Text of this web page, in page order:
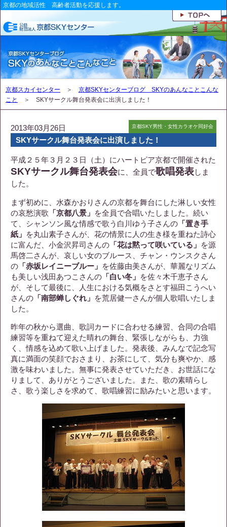
京都の地域活性 高齢者活動を応援します。
京都スカイセンター ＞ 京都SKYセンターブログ SKYのあんなことこんな
こと
＞ SKYサークル舞台発表会に出演しました！
2013年03月26日 京都SKY男性・女性カラオケ同好会
SKYサークル舞台発表会に出演しました！
平成２５年３月２３日（土）にハートピア京都で開催された
SKYサークル舞台発表会に、全員で歌唱発表しま
した。
まず初めに、水森かおりさんの京都を舞台にした淋しい女性
の哀愁演歌 「京都八景」 を全員で合唱いたしました。続い
て、シャンソン風な情感で歌う白川ゆう子さんの 「置き手
紙」 を丸山素子さんが、花の情景に人の生き様を重ねた詩心
に富んだ、小金沢昇司さんの 「花は黙って咲いている」 を源
馬啓二さんが、哀しい女のブルース、チャン・ウンスクさん
の 「赤坂レイニーブルー」 を佐藤由美さんが、華麗なリズム
も美しい浅田あつこさんの 「白い冬」 を佐々木千恵子さん
が、そして最後に、人生における気概をさとす福田こうへい
さんの 「南部蝉しぐれ」 を荒居健一さんが個人歌唱いたしま
した。
昨年の秋から選曲、歌詞カードに合わせる練習、合同の合唱
練習等を重ねて迎えた晴れの舞台、緊張しながらも、力強
く、情感を込めて歌い上げました。発表後、みんなで記念写
真に満面の笑顔でおさまり、お茶にして、気分も爽やか、感
激を味わいました。無事に発表させていただき、お世話にな
りまして、ありがとうございました。また、歌の素晴らし
さ、歌う楽しさを求めて、歌唱練習に励みたいと思います。